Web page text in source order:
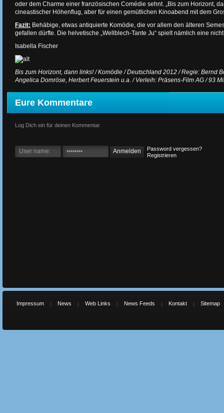
oder dem Charme einer französischen Comédie sehnt. „Bis zum Horizont,
cineastischer Höhenflug, aber für einen gemütlichen Kinoabend mit dem
Fazit: Behäbige, etwas antiquierte Komödie, die vor allem den älteren
gefallen dürfte. Die helvetische „Wellblech-Tante Ju“ spielt nämlich eine
Isabella Fischer
Bis zum Horizont, dann links! / Komödie / Deutschland 2012 / Regie: Bernd
Angelica Domröse, Herbert Feuerstein u.a. / Verleih: Präsens-Film AG / 93
Eure Kommentare
Log Dich ein für deinen Kommentar
Password vergessen?
Registrieren
Impressum News Web Links News Feeds Kontakt Sitemap